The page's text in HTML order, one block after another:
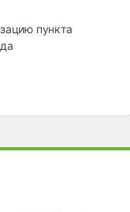
пункта